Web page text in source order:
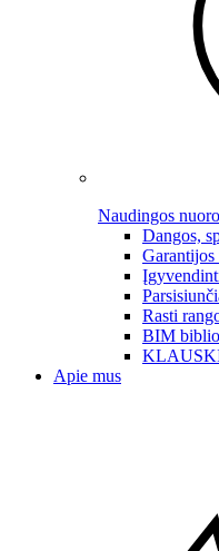
Naudingos
Dangos,
Garantijos
Rasti
BIM
Apie mus